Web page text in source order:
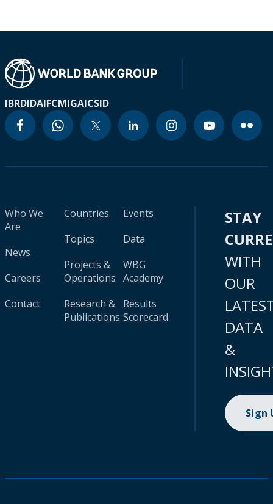
IBRDIDAIFCMIGAICSID
Who We
Are
News
Careers
Contact
Countries
Topics
Projects &
Operations
Research &
Publications
Events
Data
WBG
Academy
Results
Scorecard
STAY
WITH
OUR
DATA
&
Sign